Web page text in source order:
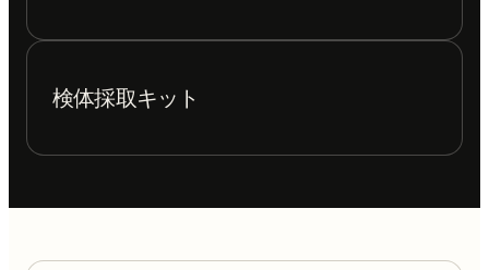
検体採取キット